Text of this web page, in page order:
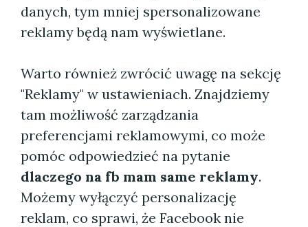
danych, tym mniej spersonalizowane
reklamy będą nam wyświetlane.
Warto również zwrócić uwagę na sekcję
"Reklamy" w ustawieniach. Znajdziemy
tam możliwość zarządzania
preferencjami reklamowymi, co może
pomóc odpowiedzieć na pytanie
dlaczego na fb mam same reklamy.
Możemy wyłączyć personalizację
reklam, co sprawi, że Facebook nie